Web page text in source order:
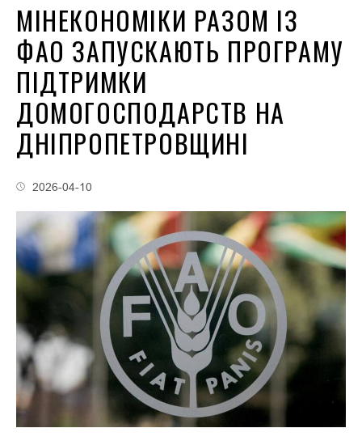
МІНЕКОНОМІКИ РАЗОМ ІЗ
ФАО ЗАПУСКАЮТЬ ПРОГРАМУ
ПІДТРИМКИ
ДОМОГОСПОДАРСТВ НА
ДНІПРОПЕТРОВЩИНІ
2026-04-10